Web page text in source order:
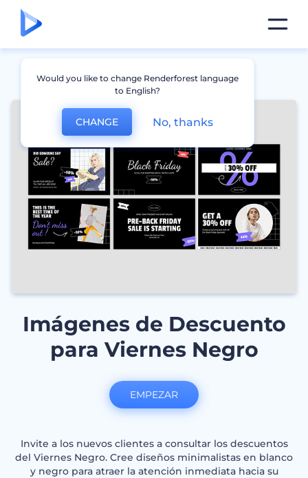
Imágenes de Descuento
para Viernes Negro
Invite a los nuevos clientes a consultar los descuentos
del Viernes Negro. Cree diseños minimalistas en blanco
y negro para atraer la atención inmediata hacia su
EMPEZAR
Would you like to change Renderforest language
to English?
CHANGE No, thanks